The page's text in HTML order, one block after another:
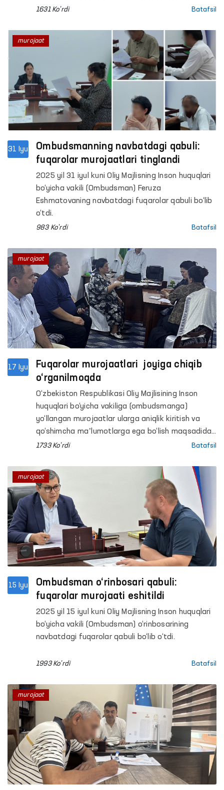
1631 Ko'rdi Batafsil
31 Iyu
Ombudsmanning navbatdagi qabuli:
fuqarolar murojaatlari tinglandi
2025 yil 31 iyul kuni Oliy Majlisning Inson huquqlari
bo‘yicha vakili (Ombudsman) Feruza
Eshmatovaning navbatdagi fuqarolar qabuli bo‘lib
o‘tdi.
983 Ko'rdi Batafsil
murojaat
17 Iyu
Fuqarolar murojaatlari joyiga chiqib
o‘rganilmoqda
O‘zbekiston Respublikasi Oliy Majlisining Inson
huquqlari bo‘yicha vakiliga (ombudsmanga)
yo‘llangan murojaatlar ularga aniqlik kiritish va
qo‘shimcha maʼlumotlarga ega bo‘lish maqsadida
uning hududlardagi mintaqaviy vakillari tomonidan
1733 Ko'rdi Batafsil
murojaat
15 Iyu
Ombudsman o‘rinbosari qabuli:
fuqarolar murojaati eshitildi
2025 yil 15 iyul kuni Oliy Majlisning Inson huquqlari
bo‘yicha vakili (Ombudsman) o‘rinbosarining
navbatdagi fuqarolar qabuli bo‘lib o‘tdi.
1993 Ko'rdi Batafsil
murojaat
murojaat